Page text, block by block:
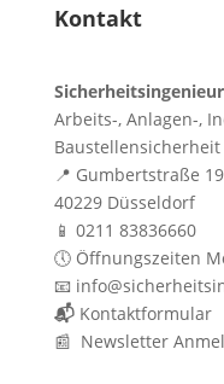
Kontakt
Arbeits-, Anlagen-,
Baustellensicherheit
📍 Gumbertstraße
40229 Düsseldorf
📱 0211 83836660
🕔 Öffnungszeiten
📧
📬 Kontaktformular
📰 Newsletter